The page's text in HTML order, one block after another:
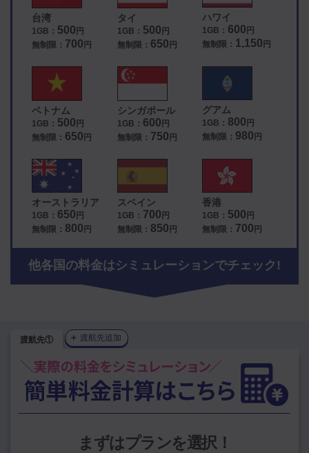
台湾
1GB： 500 円
無制限： 700 円
タイ
1GB： 500 円
無制限： 650 円
ハワイ
1GB： 600 円
無制限： 1,150 円
ベトナム
1GB： 500 円
無制限： 650 円
シンガポール
1GB： 600 円
無制限： 750 円
グアム
1GB： 800 円
無制限： 980 円
オーストラリア
1GB： 650 円
無制限： 800 円
スペイン
1GB： 700 円
無制限： 850 円
香港
1GB： 500 円
無制限： 700 円
他各国の料金はシミュレーションでチェック!
渡航先① ＋ 渡航先追加
まずはプランを選択！
1GBプランを選択中 プランを変更
韓国（大韓民
国）
中国（中華人民
共和国）